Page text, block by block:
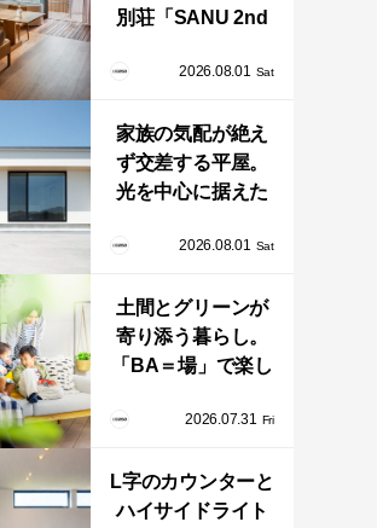
別荘「SANU 2nd
Owners」、新拠点
売開始
2026.08.01 Sat
家族の気配が絶え
ず交差する平屋。
光を中心に据えた
杜」
2026.08.01 Sat
土間とグリーンが
寄り添う暮らし。
「BA＝場」で楽し
な庭「casa
ーゴ）」
2026.07.31 Fri
L字のカウンターと
ハイサイドライト